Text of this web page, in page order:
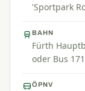
'Sportpark
BAHN
Fürth
oder Bus
ÖPNV